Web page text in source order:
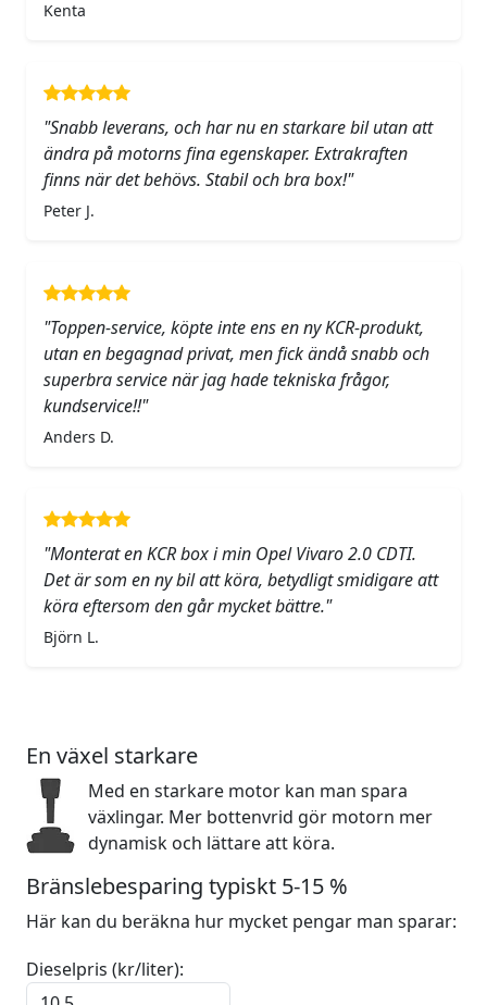
Kenta
"Snabb leverans, och har nu en starkare bil utan att
ändra på motorns fina egenskaper. Extrakraften
finns när det behövs. Stabil och bra box!"
Peter J.
"Toppen-service, köpte inte ens en ny KCR-produkt,
utan en begagnad privat, men fick ändå snabb och
superbra service när jag hade tekniska frågor,
kundservice!!"
Anders D.
"Monterat en KCR box i min Opel Vivaro 2.0 CDTI.
Det är som en ny bil att köra, betydligt smidigare att
köra eftersom den går mycket bättre."
Björn L.
En växel starkare
Med en starkare motor kan man spara
växlingar. Mer bottenvrid gör motorn mer
dynamisk och lättare att köra.
Bränslebesparing typiskt 5-15 %
Här kan du beräkna hur mycket pengar man sparar:
Dieselpris (kr/liter):